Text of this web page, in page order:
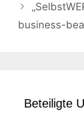
business-
Beteiligte